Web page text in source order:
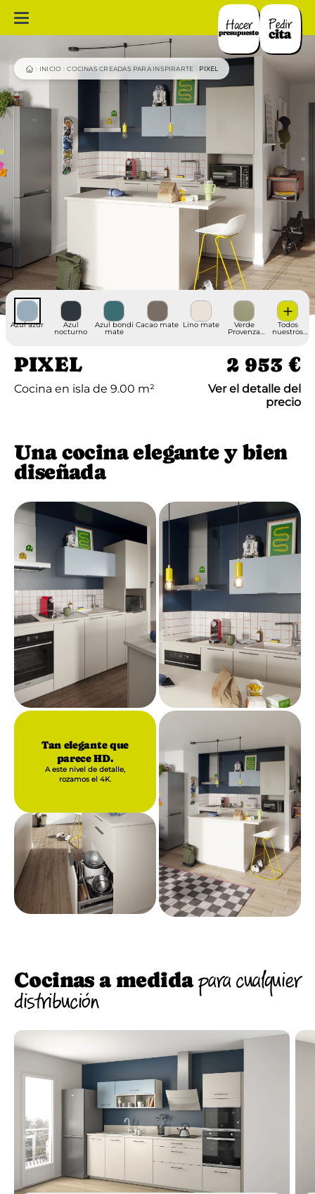
INICIO COCINAS CREADAS PARA INSPIRARTE PIXEL
Azul azur Azul
nocturno
Azul bondi
mate
Cacao mate Lino mate Verde
Provenza
Todos
nuestros
PIXEL 2 953 €
Cocina en isla de 9.00 m²
Ver el detalle del
precio
Una cocina elegante y bien
diseñada
Tan elegante que
parece HD.
A este nivel de detalle,
rozamos el 4K.
Cocinas a medidapara cualquier
distribución